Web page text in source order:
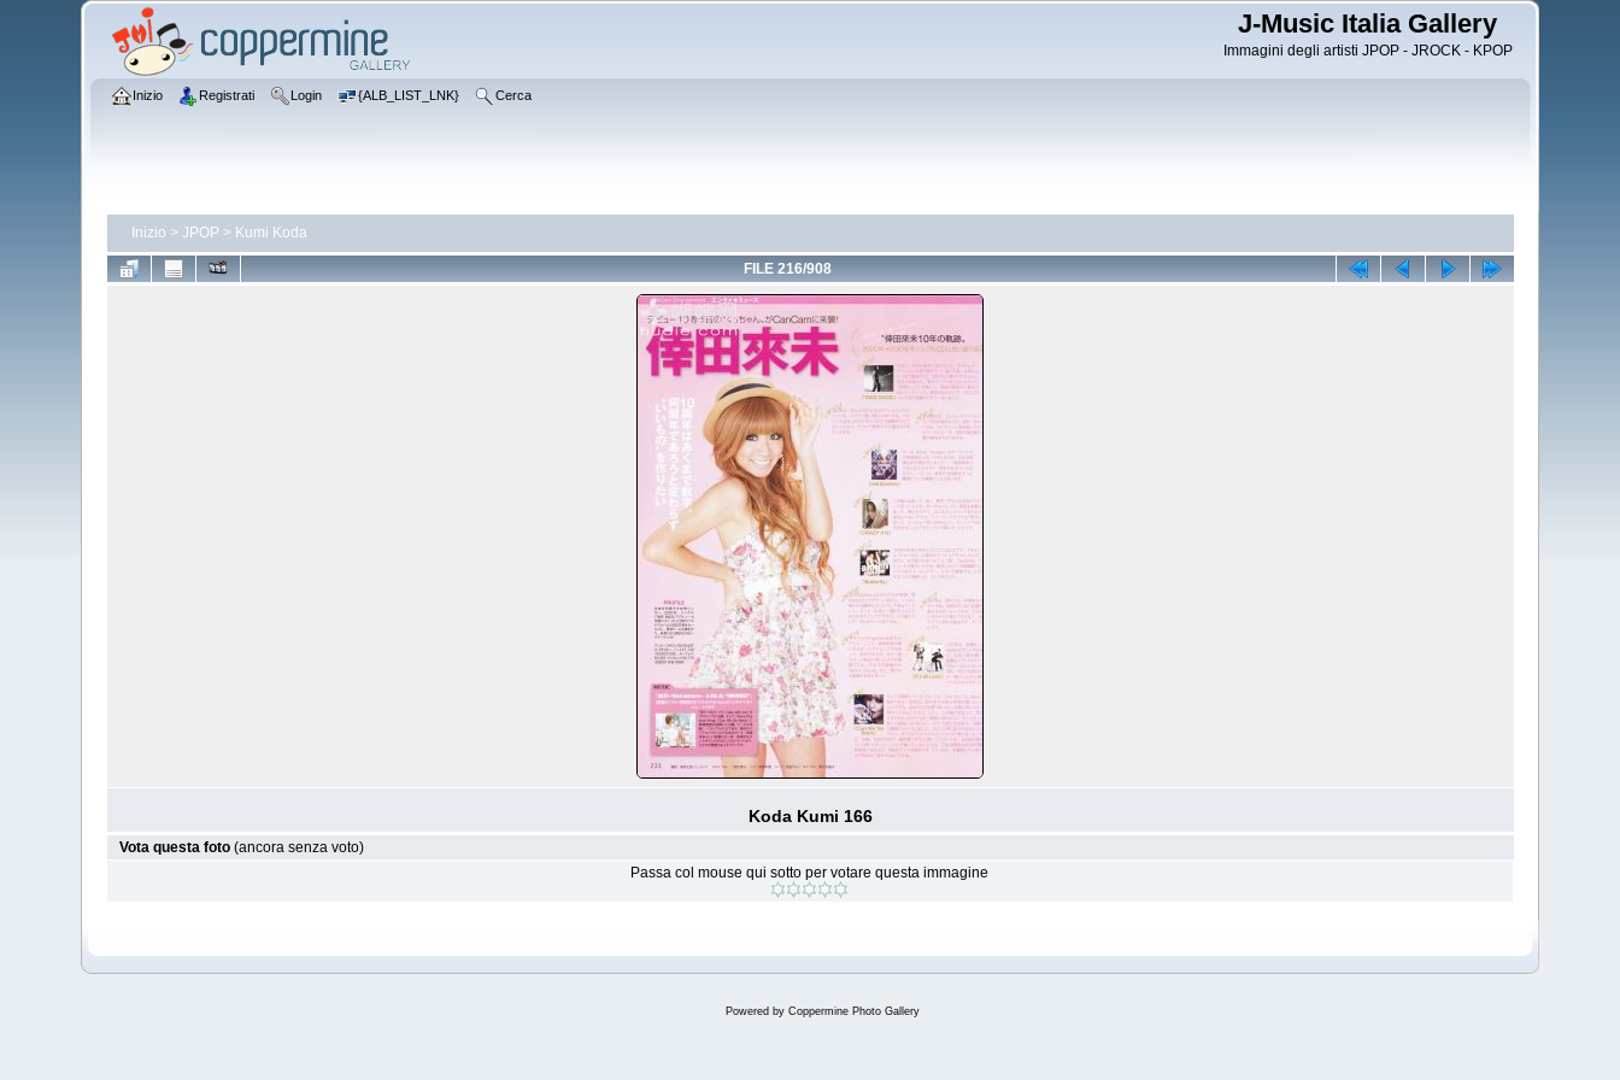
J-Music Italia Gallery
Immagini degli artisti JPOP - JROCK - KPOP
Inizio Registrati Login {ALB_LIST_LNK} Cerca
Inizio > JPOP > Kumi Koda
FILE 216/908
Koda Kumi 166
Vota questa foto (ancora senza voto)
Passa col mouse qui sotto per votare questa immagine
Powered by Coppermine Photo Gallery